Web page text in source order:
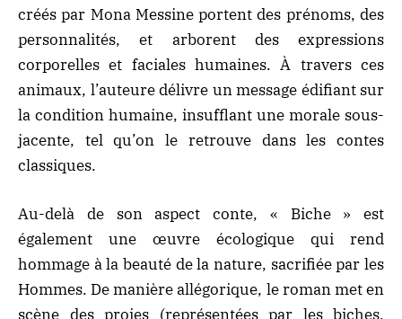
créés par Mona Messine portent des prénoms, des
personnalités, et arborent des expressions
corporelles et faciales humaines. À travers ces
animaux, l’auteure délivre un message édifiant sur
la condition humaine, insufflant une morale sous-
jacente, tel qu’on le retrouve dans les contes
classiques.
Au-delà de son aspect conte, « Biche » est
également une œuvre écologique qui rend
hommage à la beauté de la nature, sacrifiée par les
Hommes. De manière allégorique, le roman met en
scène des proies (représentées par les biches,